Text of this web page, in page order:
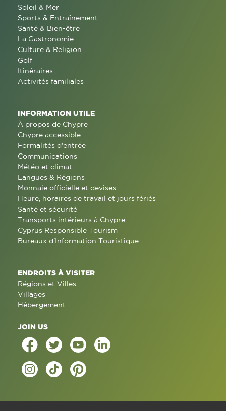
Soleil & Mer
Sports & Entraînement
Santé & Bien-être
La Gastronomie
Culture & Religion
Golf
Itinéraires
Activités familiales
INFORMATION UTILE
À propos de Chypre
Chypre accessible
Formalités d'entrée
Communications
Météo et climat
Langues & Régions
Monnaie officielle et devises
Heure, horaires de travail et jours fériés
Santé et sécurité
Transports intérieurs à Chypre
Cyprus Responsible Tourism
Bureaux d'Information Touristique
ENDROITS À VISITER
Régions et Villes
Villages
Hébergement
JOIN US